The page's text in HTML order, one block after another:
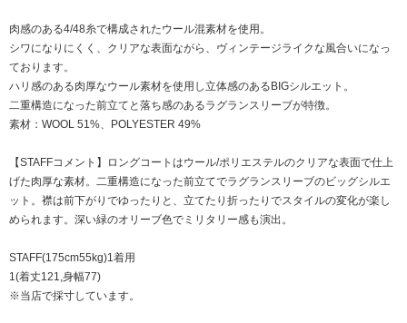
肉感のある4/48糸で構成されたウール混素材を使用。
シワになりにくく、クリアな表面ながら、ヴィンテージライクな風合いになっ
ております。
ハリ感のある肉厚なウール素材を使用し立体感のあるBIGシルエット。
二重構造になった前立てと落ち感のあるラグランスリーブが特徴。
素材：WOOL 51%、POLYESTER 49%
【STAFFコメント】ロングコートはウール/ポリエステルのクリアな表面で仕上
げた肉厚な素材。二重構造になった前立てでラグランスリーブのビッグシルエ
ット。襟は前下がりでゆったりと、立てたり折ったりでスタイルの変化が楽し
められます。深い緑のオリーブ色でミリタリー感も演出。
STAFF(175cm55kg)1着用
1(着丈121,身幅77)
※当店で採寸しています。